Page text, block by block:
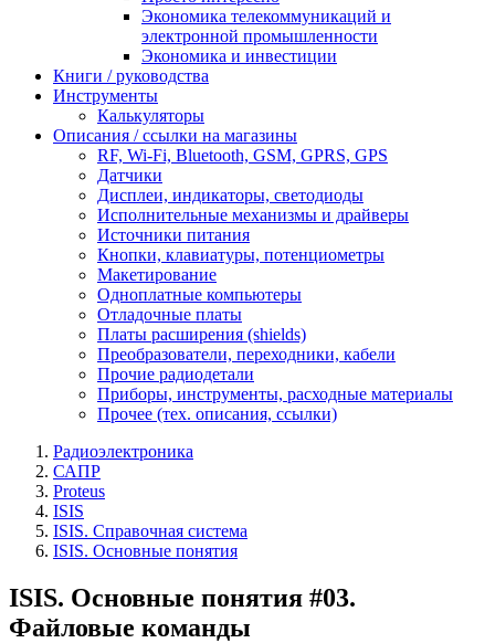
Экономика телекоммуникаций и
электронной промышленности
Экономика и инвестиции
Книги / руководства
Инструменты
Калькуляторы
Описания / ссылки на магазины
RF, Wi-Fi, Bluetooth, GSM, GPRS, GPS
Датчики
Дисплеи, индикаторы, светодиоды
Исполнительные механизмы и драйверы
Источники питания
Кнопки, клавиатуры, потенциометры
Макетирование
Одноплатные компьютеры
Отладочные платы
Платы расширения (shields)
Преобразователи, переходники, кабели
Прочие радиодетали
Приборы, инструменты, расходные материалы
Прочее (тех. описания, ссылки)
Радиоэлектроника
САПР
Proteus
ISIS
ISIS. Справочная система
ISIS. Основные понятия
ISIS. Основные понятия #03.
Файловые команды